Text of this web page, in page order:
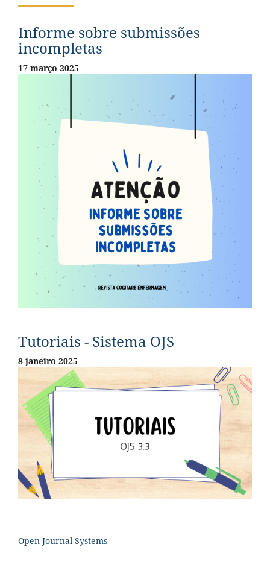
Informe sobre submissões
incompletas
17 março 2025
Tutoriais - Sistema OJS
8 janeiro 2025
Open Journal Systems